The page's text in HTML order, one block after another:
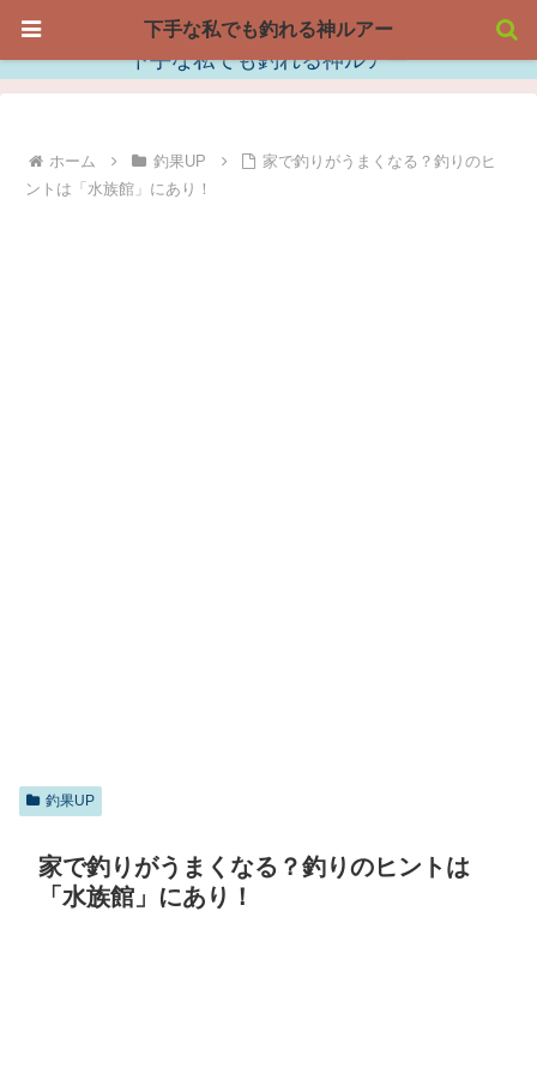
下手な私でも釣れる神ルアー
ホーム 釣果UP
家で釣りがうまくなる？釣りのヒ
ントは「水族館」にあり！
釣果UP
家で釣りがうまくなる？釣りのヒントは
「水族館」にあり！
下手な私でも釣れる神ルアー